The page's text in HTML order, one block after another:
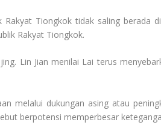
Tiongkok tidak saling berada
Rakyat Tiongkok.
Lin Jian menilai Lai terus
melalui dukungan asing atau
berpotensi memperbesar